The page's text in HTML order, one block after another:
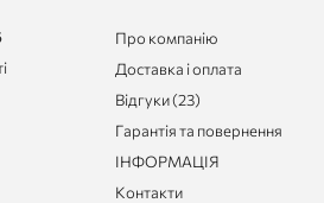
Про компанію
Доставка і оплата
Відгуки (23)
Гарантія та повернення
ІНФОРМАЦІЯ
Контакти